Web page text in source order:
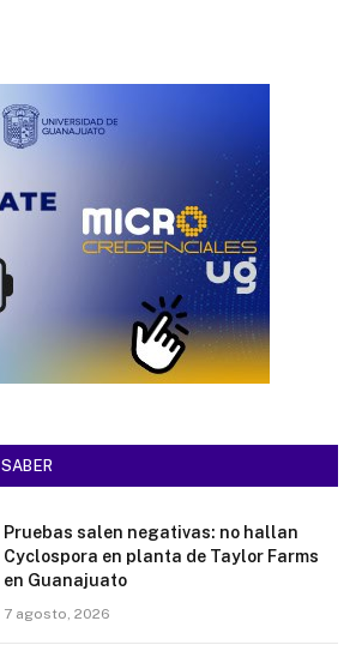
SABER
Pruebas salen negativas: no hallan
Cyclospora en planta de Taylor Farms
en Guanajuato
7 agosto, 2026